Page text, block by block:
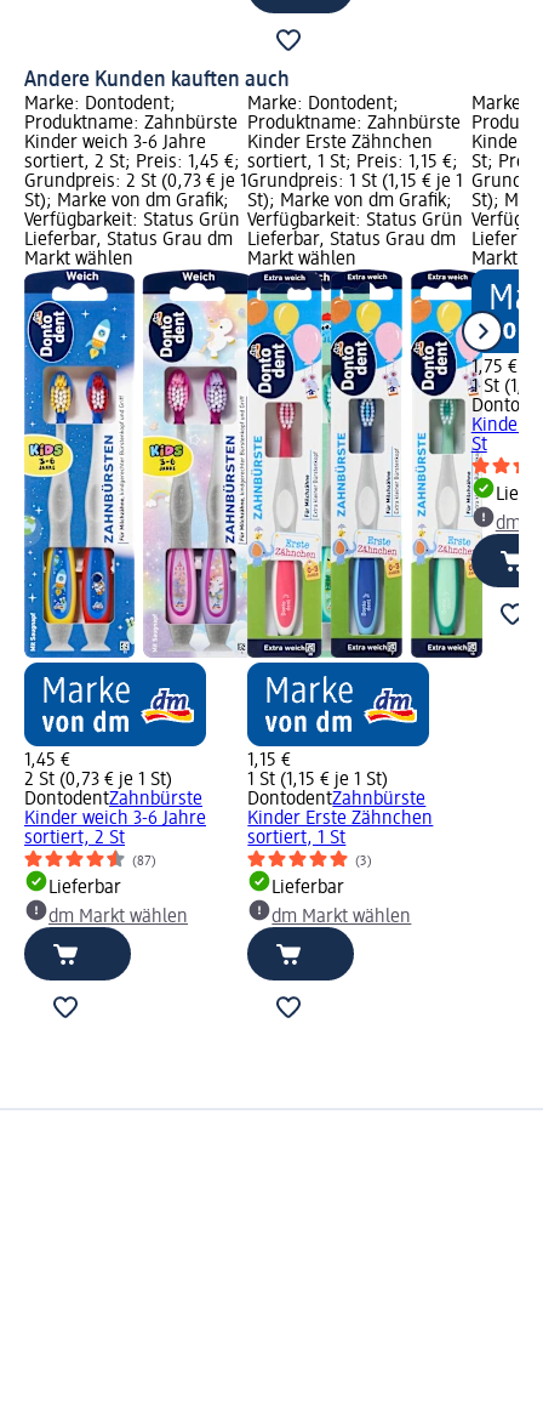
Andere Kunden kauften auch
Marke: Dontodent;
Produktname: Zahnbürste
Kinder weich 3-6 Jahre
sortiert, 2 St; Preis: 1,45 €;
Grundpreis: 2 St (0,73 € je 1
St); Marke von dm Grafik;
Verfügbarkeit: Status Grün
Lieferbar, Status Grau dm
Markt wählen
1,45 €
2 St (0,73 € je 1 St)
DontodentZahnbürste
Kinder weich 3-6 Jahre
sortiert, 2 St
(87)
Lieferbar
dm Markt wählen
Marke: Dontodent;
Produktname: Zahnbürste
Kinder Erste Zähnchen
sortiert, 1 St; Preis: 1,15 €;
Grundpreis: 1 St (1,15 € je 1
St); Marke von dm Grafik;
Verfügbarkeit: Status Grün
Lieferbar, Status Grau dm
Markt wählen
1,15 €
1 St (1,15 € je 1 St)
DontodentZahnbürste
Kinder Erste Zähnchen
sortiert, 1 St
(3)
Lieferbar
dm Markt wählen
Marke:
Kinder
St;
St);
Markt
1,75 €
1 St
Kinder
St
dm